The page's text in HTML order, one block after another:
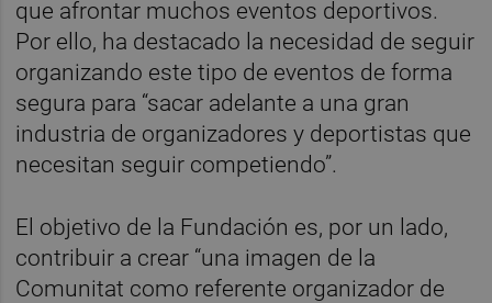
que afrontar muchos eventos deportivos.
Por ello, ha destacado la necesidad de seguir
organizando este tipo de eventos de forma
segura para “sacar adelante a una gran
industria de organizadores y deportistas que
necesitan seguir competiendo”.
El objetivo de la Fundación es, por un lado,
contribuir a crear “una imagen de la
Comunitat como referente organizador de